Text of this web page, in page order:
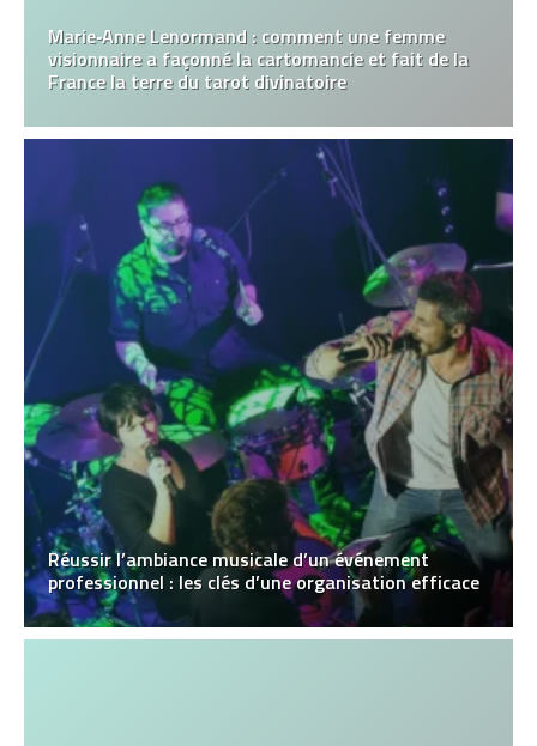
Marie‑Anne Lenormand : comment une femme
visionnaire a façonné la cartomancie et fait de la
France la terre du tarot divinatoire
Réussir l’ambiance musicale d’un événement
professionnel : les clés d’une organisation efficace